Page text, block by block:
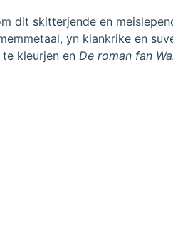
dit skitterjende en
yn klankrike en
kleurjen en De roman fan